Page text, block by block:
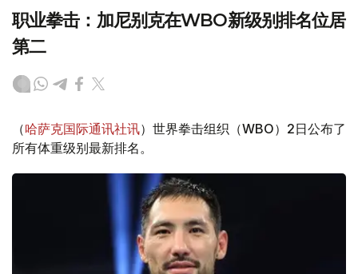
职业拳击：加尼别克在WBO新级别排名位居
第二
（哈萨克国际通讯社讯）世界拳击组织（WBO）2日公布了
所有体重级别最新排名。